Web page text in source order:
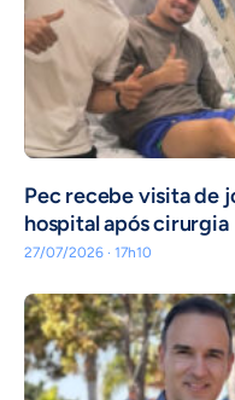
Pec recebe visita de
hospital após cirurgia
27/07/2026 · 17h10